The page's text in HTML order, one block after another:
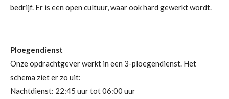
bedrijf. Er is een open cultuur, waar ook hard gewerkt wordt.
Ploegendienst
Onze opdrachtgever werkt in een 3-ploegendienst. Het
schema ziet er zo uit:
Nachtdienst: 22:45 uur tot 06:00 uur